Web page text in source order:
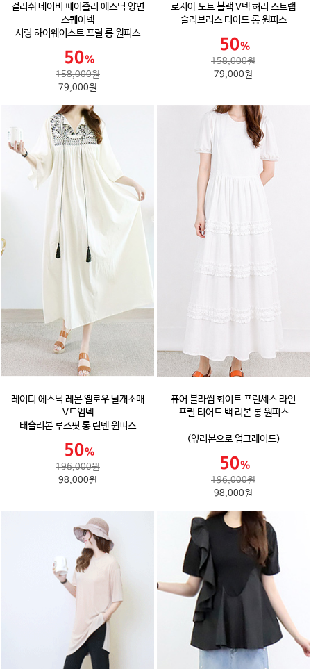
걸리쉬 네이비 페이즐리 에스닉 양면
스퀘어넥
셔링 하이웨이스트 프릴 롱 원피스
158,000원
79,000원
로지아 도트 블랙 V넥 허리 스트랩
슬리브리스 티어드 롱 원피스
158,000원
79,000원
레이디 에스닉 레몬 옐로우 날개소매
V트임넥
태슬리본 루즈핏 롱 린넨 원피스
196,000원
98,000원
퓨어 블라썸 화이트 프린세스 라인
프릴 티어드 백 리본 롱 원피스
(옆리본으로 업그레이드)
196,000원
98,000원